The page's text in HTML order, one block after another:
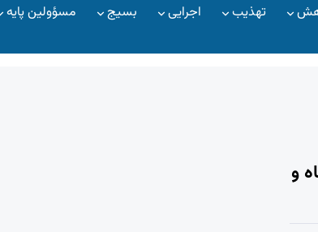
تهذیب اجرایی بسیج مسؤولین پایه
و